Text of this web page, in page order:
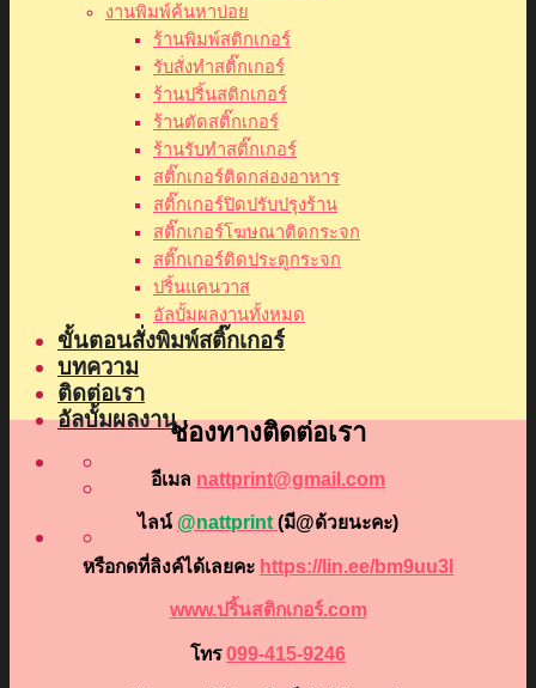
งานพิมพ์ค้นหาบ่อย
ร้านพิมพ์สติกเกอร์
รับสั่งทำสติ๊กเกอร์
ร้านปริ้นสติกเกอร์
ร้านตัดสติ๊กเกอร์
ร้านรับทำสติ๊กเกอร์
สติ๊กเกอร์ติดกล่องอาหาร
สติ๊กเกอร์ปิดปรับปรุงร้าน
สติ๊กเกอร์โฆษณาติดกระจก
สติ๊กเกอร์ติดประตูกระจก
ปริ้นแคนวาส
อัลบั้มผลงานทั้งหมด
ขั้นตอนสั่งพิมพ์สติ๊กเกอร์
บทความ
ติดต่อเรา
อัลบั้มผลงานช่องทางติดต่อเรา
อีเมล nattprint@gmail.com
ไลน์ @nattprint(มี@ด้วยนะคะ)
หรือกดที่ลิงค์ได้เลยคะ https://lin.ee/bm9uu3I
www.ปริ้นสติกเกอร์.com
โทร 099-415-9246